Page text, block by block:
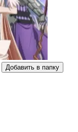
Добавить в папку